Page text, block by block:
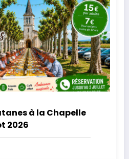
à la Chapelle
2026